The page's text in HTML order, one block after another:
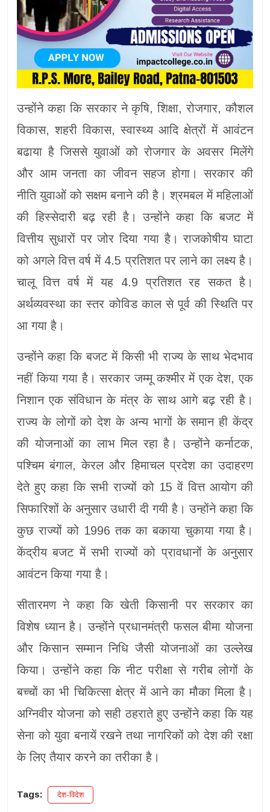
उन्होंने कहा कि सरकार ने कृषि, शिक्षा, रोजगार, कौशल
विकास, शहरी विकास, स्वास्थ्य आदि क्षेत्रों में आवंटन
बढाया है जिससे युवाओं को रोजगार के अवसर मिलेंगे
और आम जनता का जीवन सहज होगा। सरकार की
नीति युवाओं को सक्षम बनाने की है। श्रमबल में महिलाओं
की हिस्सेदारी बढ़ रही है। उन्होंने कहा कि बजट में
वित्तीय सुधारों पर जोर दिया गया है। राजकोषीय घाटा
को अगले वित्त वर्ष में 4.5 प्रतिशत पर लाने का लक्ष्य है।
चालू वित्त वर्ष में यह 4.9 प्रतिशत रह सकत है।
अर्थव्यवस्था का स्तर कोविड काल से पूर्व की स्थिति पर
आ गया है।
उन्होंने कहा कि बजट में किसी भी राज्य के साथ भेदभाव
नहीं किया गया है। सरकार जम्मू कश्मीर में एक देश, एक
निशान एक संविधान के मंत्र के साथ आगे बढ़ रही है।
राज्य के लोगों को देश के अन्य भागों के समान ही केंद्र
की योजनाओं का लाभ मिल रहा है। उन्होंने कर्नाटक,
पश्चिम बंगाल, केरल और हिमाचल प्रदेश का उदाहरण
देते हुए कहा कि सभी राज्यों को 15 वें वित्त आयोग की
सिफारिशों के अनुसार उधारी दी गयी है। उन्होंने कहा कि
कुछ राज्यों को 1996 तक का बकाया चुकाया गया है।
केंद्रीय बजट में सभी राज्यों को प्रावधानों के अनुसार
आवंटन किया गया है।
सीतारमण ने कहा कि खेती किसानी पर सरकार का
विशेष ध्यान है। उन्होंने प्रधानमंत्री फसल बीमा योजना
और किसान सम्मान निधि जैसी योजनाओं का उल्लेख
किया। उन्होंने कहा कि नीट परीक्षा से गरीब लोगों के
बच्चों का भी चिकित्सा क्षेत्र में आने का मौका मिला है।
अग्निवीर योजना को सही ठहराते हुए उन्होंने कहा कि यह
सेना को युवा बनायें रखने तथा नागरिकों को देश की रक्षा
के लिए तैयार करने का तरीका है।
Tags: देश-विदेश